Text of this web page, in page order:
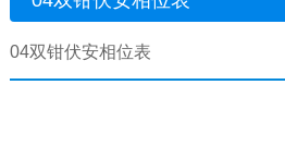
04双钳伏安相位表